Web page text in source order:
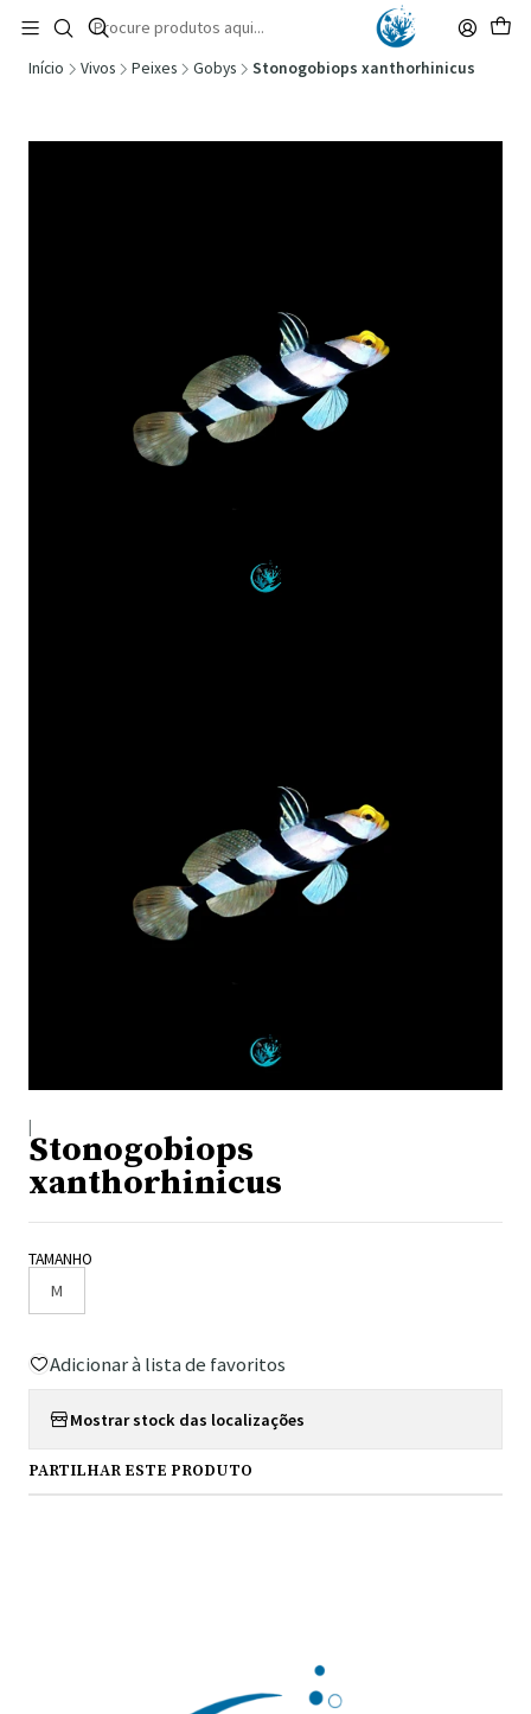
🚚 Portugal Continental: Portes Grátis desde 149,90€ (Envio extresso: 14,90€)
Ler mais
Início Vivos Peixes Gobys Stonogobiops xanthorhinicus
|
Stonogobiops
xanthorhinicus
TAMANHO
M
Adicionar à lista de favoritos
Mostrar stock das localizações
PARTILHAR ESTE PRODUTO